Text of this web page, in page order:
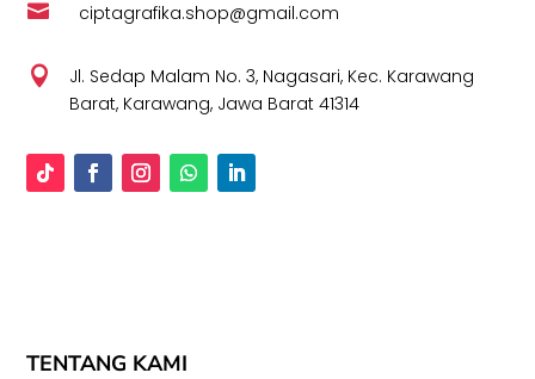
 ciptagrafika.shop@gmail.com

Jl. Sedap Malam No. 3, Nagasari, Kec. Karawang
Barat, Karawang, Jawa Barat 41314
TENTANG KAMI